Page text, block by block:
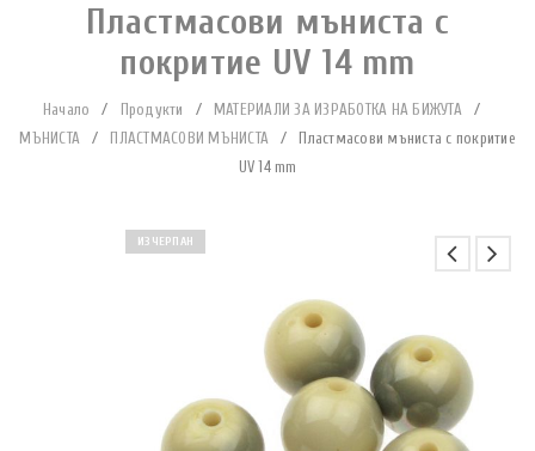
Пластмасови мъниста с
покритие UV 14 mm
Начало / Продукти / МАТЕРИАЛИ ЗА ИЗРАБОТКА НА БИЖУТА
/
МЪНИСТА
/ ПЛАСТМАСОВИ МЪНИСТА /
Пластмасови мъниста с покритие
UV 14 mm
ИЗЧЕРПАН